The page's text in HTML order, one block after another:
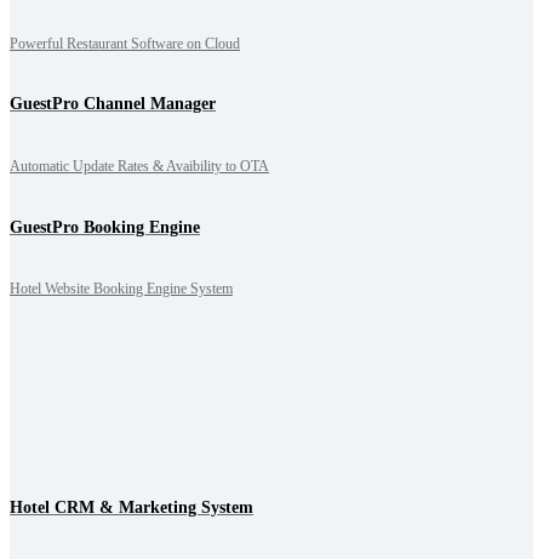
Powerful Restaurant Software on Cloud
GuestPro Channel Manager
Automatic Update Rates & Avaibility to OTA
GuestPro Booking Engine
Hotel Website Booking Engine System
Hotel CRM & Marketing System